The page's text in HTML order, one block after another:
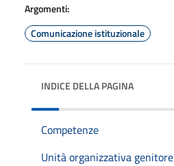
Argomenti:
Comunicazione istituzionale
INDICE DELLA PAGINA
Competenze
Unità organizzativa genitore